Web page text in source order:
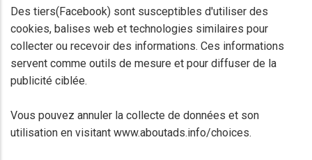
Des tiers(Facebook) sont susceptibles d'utiliser des
cookies, balises web et technologies similaires pour
collecter ou recevoir des informations. Ces informations
servent comme outils de mesure et pour diffuser de la
publicité ciblée.
Vous pouvez annuler la collecte de données et son
utilisation en visitant www.aboutads.info/choices.